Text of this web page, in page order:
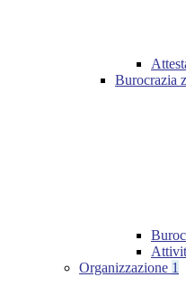
Burocrazia
Organizzazione 1